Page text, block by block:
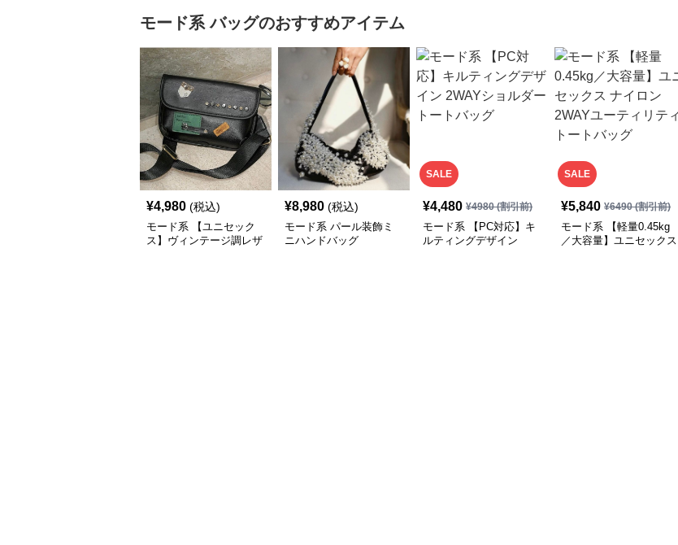
モード系 バッグのおすすめアイテム
¥4,980 (税込)
モード系 【ユニセック
ス】ヴィンテージ調レザ
¥8,980 (税込)
モード系 パール装飾ミ
ニハンドバッグ
SALE
¥4,480 ¥4980(割引前)
モード系 【PC対応】キ
ルティングデザイン
SALE
¥5,840 ¥6490(割引前)
モード系 【軽量0.45kg
／大容量】ユニセックス